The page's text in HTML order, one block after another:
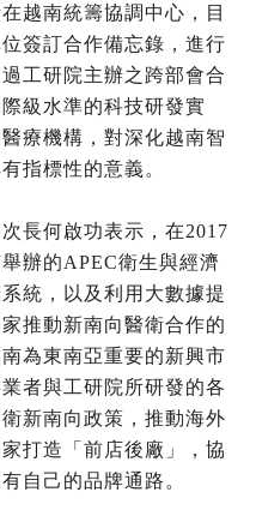
越南統籌協調中心，目
簽訂合作備忘錄，進行
工研院主辦之跨部會合
級水準的科技研發實
療機構，對深化越南智
指標性的意義。
長何啟功表示，在2017
辦的APEC衛生與經濟
統，以及利用大數據提
推動新南向醫衛合作的
為東南亞重要的新興市
者與工研院所研發的各
新南向政策，推動海外
打造「前店後廠」，協
自己的品牌通路。